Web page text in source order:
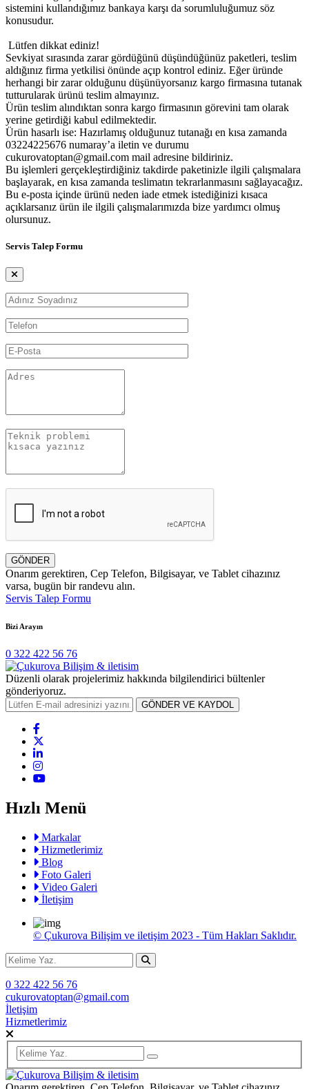
sistemini kullandığımız bankaya karşı da sorumluluğumuz söz
konusudur.
Lütfen dikkat ediniz!
Sevkiyat sırasında zarar gördüğünü düşündüğünüz paketleri, teslim
aldığınız firma yetkilisi önünde açıp kontrol ediniz. Eğer üründe
herhangi bir zarar olduğunu düşünüyorsanız kargo firmasına tutanak
tutturularak ürünü teslim almayınız.
Ürün teslim alındıktan sonra kargo firmasının görevini tam olarak
yerine getirdiği kabul edilmektedir.
Ürün hasarlı ise: Hazırlamış olduğunuz tutanağı en kısa zamanda
03224225676 numaray’a iletin ve durumu
cukurovatoptan@gmail.com mail adresine bildiriniz.
Bu işlemleri gerçekleştirdiğiniz takdirde paketinizle ilgili çalışmalara
başlayarak, en kısa zamanda teslimatın tekrarlanmasını sağlayacağız.
Bu e-posta içinde ürünü neden iade etmek istediğinizi kısaca
açıklarsanız ürün ile ilgili çalışmalarımızda bize yardımcı olmuş
olursunuz.
Servis Talep Formu
GÖNDER
Onarım gerektiren, Cep Telefon, Bilgisayar, ve Tablet cihazınız
varsa, bugün bir randevu alın.
Servis Talep Formu
Bizi Arayın
0 322 422 56 76
Düzenli olarak projelerimiz hakkında bilgilendirici bültenler
gönderiyoruz.
GÖNDER VE KAYDOL
Hızlı Menü
Markalar
Hizmetlerimiz
Blog
Foto Galeri
Video Galeri
İletişim
© Çukurova Bilişim ve iletişim 2023 - Tüm Hakları Saklıdır.
0 322 422 56 76
cukurovatoptan@gmail.com
İletişim
Hizmetlerimiz